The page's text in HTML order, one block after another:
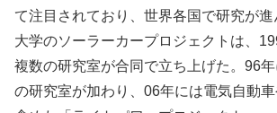
て注目されており、世界各国で研究が
大学のソーラーカープロジェクトは、
複数の研究室が合同で立ち上げた。96
の研究室が加わり、06年には電気自動